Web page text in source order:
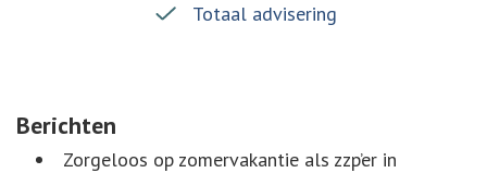
Totaal advisering
Berichten
Zorgeloos op zomervakantie als zzp’er in